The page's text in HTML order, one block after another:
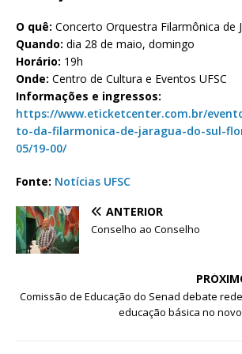
O quê: Concerto Orquestra Filarmônica de
Quando: dia 28 de maio, domingo
Horário: 19h
Onde: Centro de Cultura e Eventos UFSC
Informações e ingressos:
https://www.eticketcenter.com.br/
to-da-filarmonica-de-jaragua-do-sul-
05/19-00/
Fonte: Notícias UFSC
ANTERIOR
Conselho ao Conselho
Comissão de Educação do Senad debate
educação básica no novo